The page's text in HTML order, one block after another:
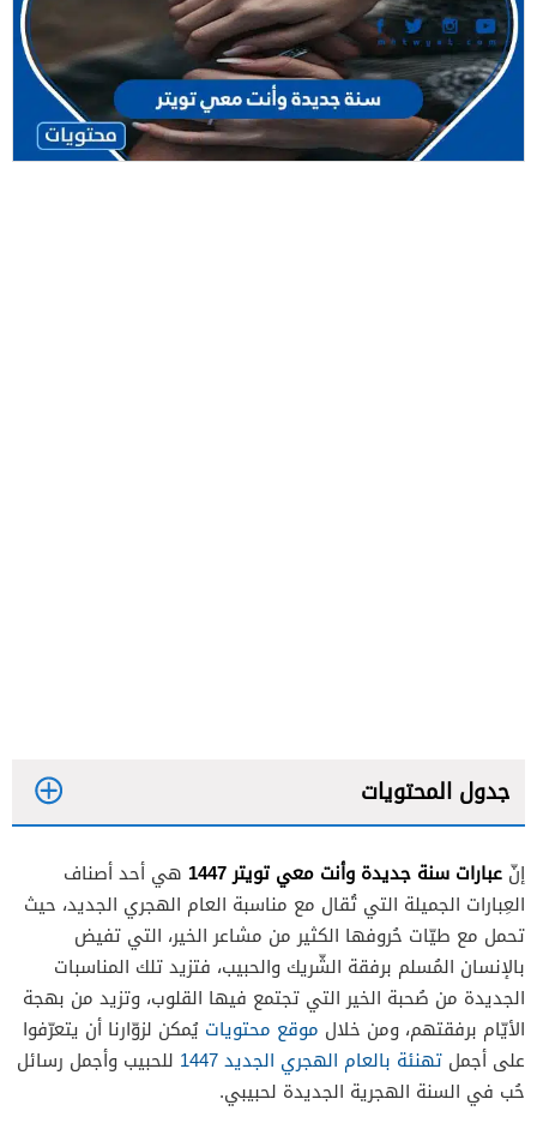
جدول المحتويات
إنّ عبارات سنة جديدة وأنت معي تويتر 1447
هي أحد أصناف
العِبارات الجميلة التي تُقال مع مناسبة العام الهجري الجديد، حيث
تحمل مع طيّات حُروفها الكثير من مشاعر الخير، التي تفيض
بالإنسان المُسلم برفقة الشّريك والحبيب، فتزيد تلك المناسبات
الجديدة من صُحبة الخير التي تجتمع فيها القلوب، وتزيد من بهجة
الأيّام برفقتهم، ومن خلال موقع محتويات يُمكن لزوّارنا أن يتعرّفوا
على أجمل تهنئة بالعام الهجري الجديد 1447
للحبيب وأجمل رسائل
حُب في السنة الهجرية الجديدة لحبيبي.